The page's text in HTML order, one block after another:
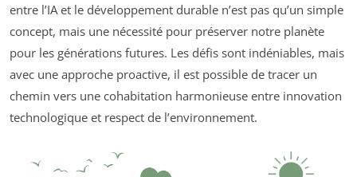
entre l’IA et le développement durable n’est pas qu’un simple
concept, mais une nécessité pour préserver notre planète
pour les générations futures. Les défis sont indéniables, mais
avec une approche proactive, il est possible de tracer un
chemin vers une cohabitation harmonieuse entre innovation
technologique et respect de l’environnement.